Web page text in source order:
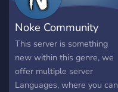
Noke Community
This server is something
new within this genre, we
offer multiple server
Languages, where you can